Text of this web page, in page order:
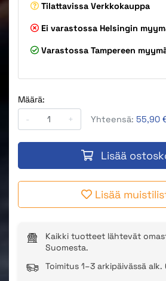
Tilattavissa Verkkokauppa
Ei varastossa Helsingin
Varastossa Tampereen
Määrä:
-
+ Yhteensä: 55,90
Lisää
Lisää
Kaikki tuotteet lähtevät
Suomesta.
Toimitus 1–3 arkipäivässä